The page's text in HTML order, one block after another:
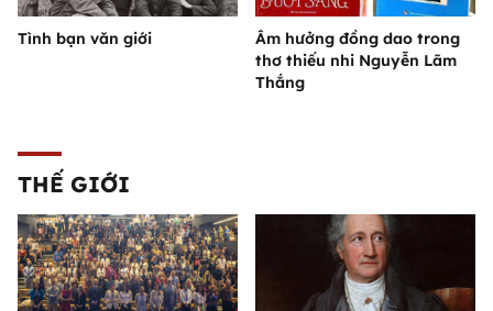
Tình bạn văn giới
Âm hưởng đồng dao trong
thơ thiếu nhi Nguyễn Lãm
Thắng
THẾ GIỚI